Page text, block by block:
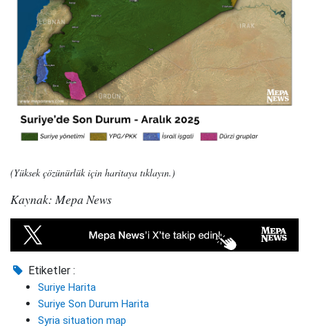
(Yüksek çözünürlük için haritaya tıklayın.)
Kaynak: Mepa News
Etiketler :
Suriye Harita
Suriye Son Durum Harita
Syria situation map